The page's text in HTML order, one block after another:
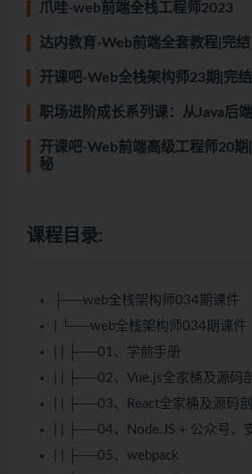
爪哇-web前端全栈工程师2023
达内教育-Web前端全套教程|完结
开课吧-Web全栈架构师23期|完
职场进阶成长系列课：从Java后
开课吧-Web前端高级工程师20
秘
课程目录:
├──web全栈架构师034期课件
| └──web全栈架构师034期课件
| | ├──01、学前手册
| | ├──02、Vue.js全家桶及源码
| | ├──03、React全家桶及源码
| | ├──04、Node.JS + 公众号、
| | ├──05、webpack